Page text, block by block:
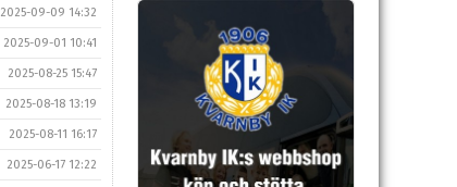
2025-09-09 14:32
2025-09-01 10:41
2025-08-25 15:47
2025-08-18 13:19
2025-08-11 16:17
2025-06-17 12:22